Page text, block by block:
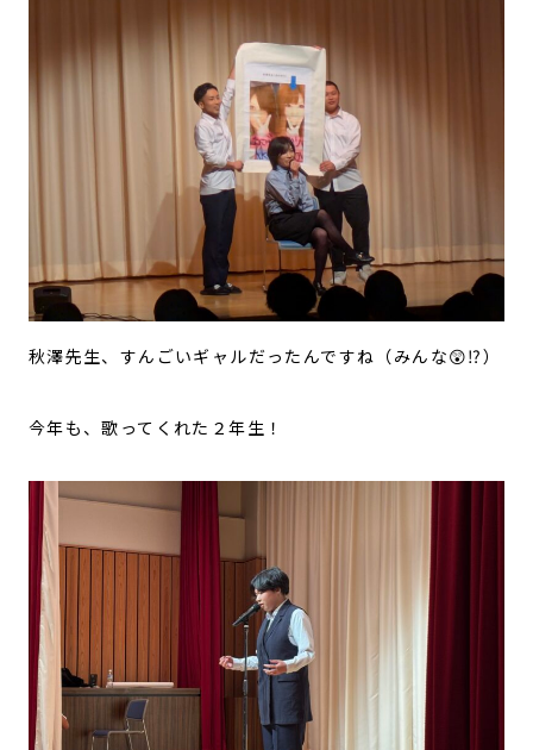
秋澤先生、すんごいギャルだったんですね（みんな😲⁉）
今年も、歌ってくれた２年生！